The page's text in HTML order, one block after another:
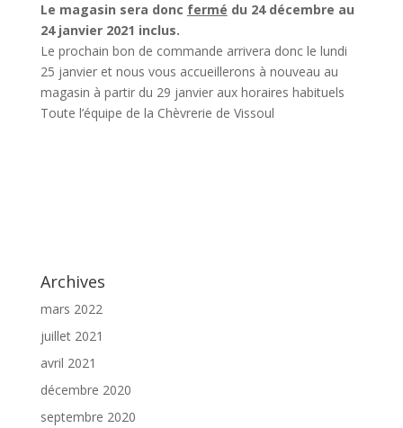
Le magasin sera donc fermé du 24 décembre au
24 janvier 2021 inclus.
Le prochain bon de commande arrivera donc le lundi
25 janvier et nous vous accueillerons à nouveau au
magasin à partir du 29 janvier aux horaires habituels
Toute l’équipe de la Chèvrerie de Vissoul
Archives
mars 2022
juillet 2021
avril 2021
décembre 2020
septembre 2020